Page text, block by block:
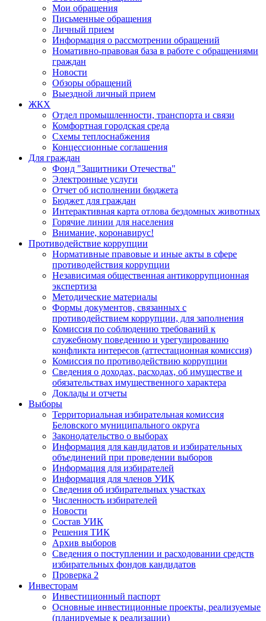
Мои обращения
Письменные обращения
Личный прием
Информация о рассмотрении обращений
Номативно-правовая база в работе с обращениями
граждан
Новости
Обзоры обращений
Выездной личный прием
ЖКХ
Отдел промышленности, транспорта и связи
Комфортная городская среда
Схемы теплоснабжения
Концессионные соглашения
Для граждан
Фонд "Защитники Отечества"
Электронные услуги
Отчет об исполнении бюджета
Бюджет для граждан
Интерактивная карта отлова бездомных животных
Горячие линии для населения
Внимание, коронавирус!
Противодействие коррупции
Нормативные правовые и иные акты в сфере
противодействия коррупции
Независимая общественная антикоррупционная
экспертиза
Методические материалы
Формы документов, связанных с
противодействием коррупции, для заполнения
Комиссия по соблюдению требований к
служебному поведению и урегулированию
конфликта интересов (аттестационная комиссия)
Комиссия по противодействию коррупции
Сведения о доходах, расходах, об имуществе и
обязательствах имущественного характера
Доклады и отчеты
Выборы
Территориальная избирательная комиссия
Беловского муниципального округа
Законодательство о выборах
Информация для кандидатов и избирательных
объединений при проведении выборов
Информация для избирателей
Информация для членов УИК
Сведения об избирательных участках
Численность избирателей
Новости
Состав УИК
Решения ТИК
Архив выборов
Сведения о поступлении и расходовании средств
избирательных фондов кандидатов
Проверка 2
Инвесторам
Инвестиционный паспорт
Основные инвестиционные проекты, реализуемые
(планируемые к реализации)